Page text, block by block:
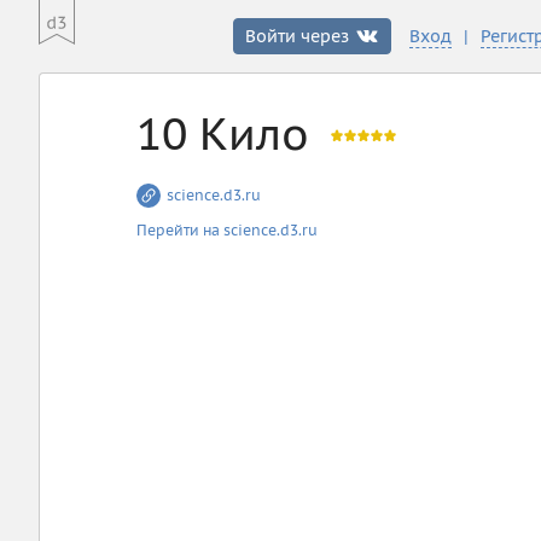
Войти через Вход |
10 Кило
science.d3.ru
Перейти на science.d3.ru